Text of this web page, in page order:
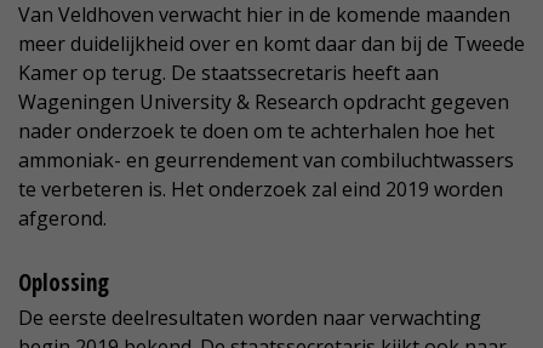
Van Veldhoven verwacht hier in de komende maanden
meer duidelijkheid over en komt daar dan bij de Tweede
Kamer op terug. De staatssecretaris heeft aan
Wageningen University & Research opdracht gegeven
nader onderzoek te doen om te achterhalen hoe het
ammoniak- en geurrendement van combiluchtwassers
te verbeteren is. Het onderzoek zal eind 2019 worden
afgerond.
Oplossing
De eerste deelresultaten worden naar verwachting